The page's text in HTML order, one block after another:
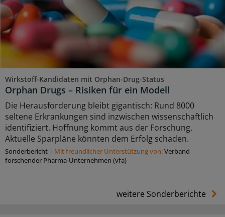
Wirkstoff-Kandidaten mit Orphan-Drug-Status
Orphan Drugs – Risiken für ein Modell
Die Herausforderung bleibt gigantisch: Rund 8000
seltene Erkrankungen sind inzwischen wissenschaftlich
identifiziert. Hoffnung kommt aus der Forschung.
Aktuelle Sparpläne könnten dem Erfolg schaden.
Sonderbericht | Mit freundlicher Unterstützung von:Verband
forschender Pharma-Unternehmen (vfa)
weitere Sonderberichte